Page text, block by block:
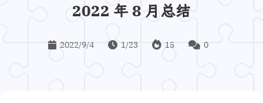
2022 年 8 月总结
2022/9/4 1/23 15 0